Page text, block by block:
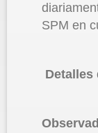
SPM en
Detalles